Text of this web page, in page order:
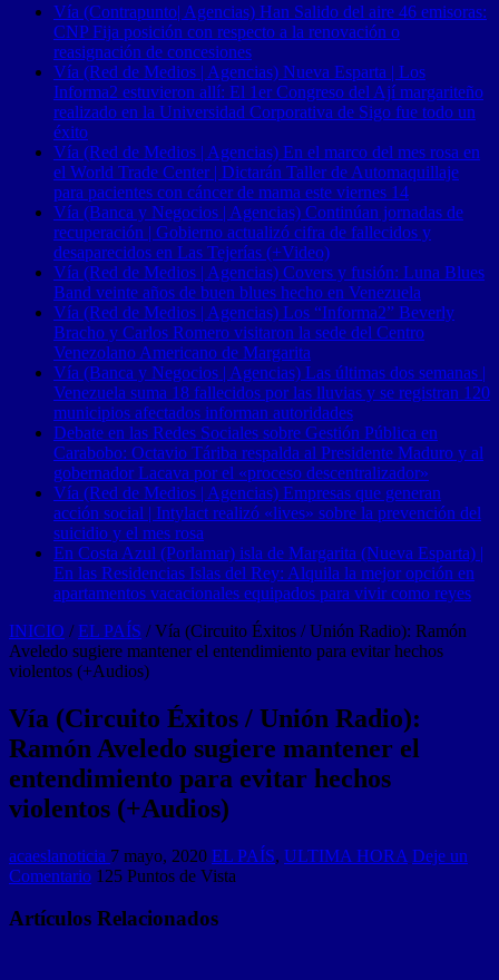
Vía (Contrapunto| Agencias) Han Salido del aire 46 emisoras:
CNP Fija posición con respecto a la renovación o
reasignación de concesiones
Vía (Red de Medios | Agencias) Nueva Esparta | Los
Informa2 estuvieron allí: El 1er Congreso del Ají margariteño
realizado en la Universidad Corporativa de Sigo fue todo un
éxito
Vía (Red de Medios | Agencias) En el marco del mes rosa en
el World Trade Center | Dictarán Taller de Automaquillaje
para pacientes con cáncer de mama este viernes 14
Vía (Banca y Negocios | Agencias) Continúan jornadas de
recuperación | Gobierno actualizó cifra de fallecidos y
desaparecidos en Las Tejerías (+Video)
Vía (Red de Medios | Agencias) Covers y fusión: Luna Blues
Band veinte años de buen blues hecho en Venezuela
Vía (Red de Medios | Agencias) Los “Informa2” Beverly
Bracho y Carlos Romero visitaron la sede del Centro
Venezolano Americano de Margarita
Vía (Banca y Negocios | Agencias) Las últimas dos semanas |
Venezuela suma 18 fallecidos por las lluvias y se registran 120
municipios afectados informan autoridades
Debate en las Redes Sociales sobre Gestión Pública en
Carabobo: Octavio Táriba respalda al Presidente Maduro y al
gobernador Lacava por el «proceso descentralizador»
Vía (Red de Medios | Agencias) Empresas que generan
acción social | Intylact realizó «lives» sobre la prevención del
suicidio y el mes rosa
En Costa Azul (Porlamar) isla de Margarita (Nueva Esparta) |
En las Residencias Islas del Rey: Alquila la mejor opción en
apartamentos vacacionales equipados para vivir como reyes
INICIO / EL PAÍS / Vía (Circuito Éxitos / Unión Radio): Ramón
Aveledo sugiere mantener el entendimiento para evitar hechos
violentos (+Audios)
Vía (Circuito Éxitos / Unión Radio):
Ramón Aveledo sugiere mantener el
entendimiento para evitar hechos
violentos (+Audios)
acaeslanoticia 7 mayo, 2020 EL PAÍS, ULTIMA HORA Deje un
Comentario 125 Puntos de Vista
Artículos Relacionados